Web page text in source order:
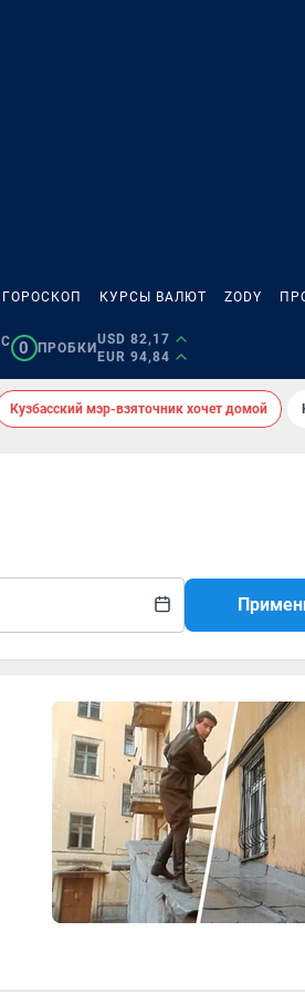
ГОРОСКОП КУРСЫ ВАЛЮТ ZODY
0 ПРОБКИ
USD 82,17
EUR 94,84
Кузбасский мэр-взяточник хочет домой